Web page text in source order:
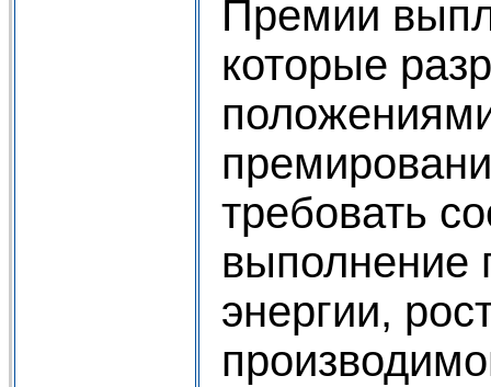
Премии
которые
требовать
выполнение
энергии,